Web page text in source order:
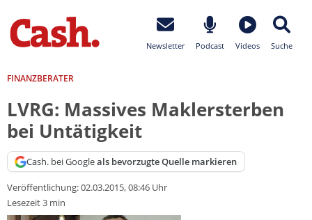
Newsletter Podcast Videos Suche
FINANZBERATER
LVRG: Massives Maklersterben
bei Untätigkeit
Cash. bei Googleals bevorzugte Quelle markieren
Veröffentlichung:02.03.2015, 08:46 Uhr
Lesezeit 3 min